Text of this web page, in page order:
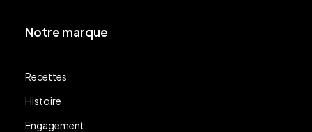
Notre marque
Recettes
Histoire
Engagement